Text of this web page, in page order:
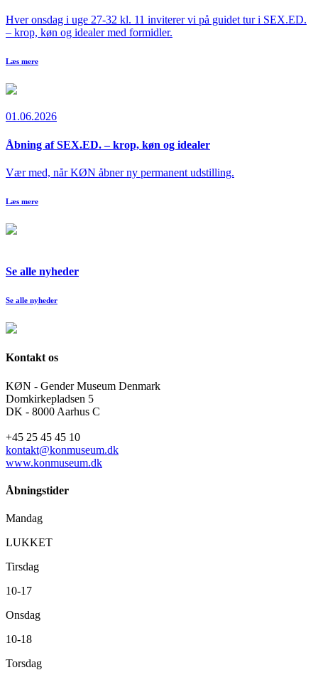
Hver onsdag i uge 27-32 kl. 11 inviterer vi på guidet tur i SEX.ED.
– krop, køn og idealer med formidler.
Læs mere
01.06.2026
Åbning af SEX.ED. – krop, køn og idealer
Vær med, når KØN åbner ny permanent udstilling.
Læs mere
Se alle nyheder
Se alle nyheder
Kontakt os
KØN - Gender Museum Denmark
Domkirkepladsen 5
DK - 8000 Aarhus C
+45 25 45 45 10
kontakt@konmuseum.dk
www.konmuseum.dk
Åbningstider
Mandag
LUKKET
Tirsdag
10-17
Onsdag
10-18
Torsdag